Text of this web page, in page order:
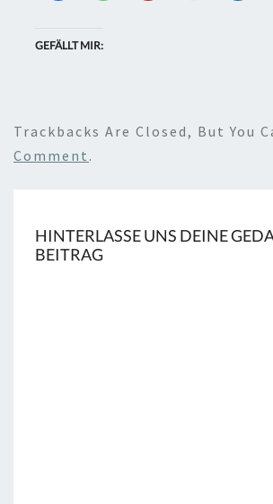
GEFÄLLT MIR:
Trackbacks Are Closed, But You
Comment .
HINTERLASSE UNS DEINE
BEITRAG